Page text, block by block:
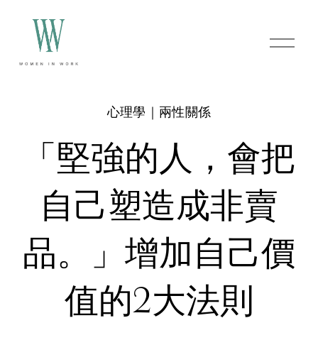
O
p
「堅強的人，會把
自己塑造成非賣
品。」增加自己價
值的2大法則
心理學｜兩性關係